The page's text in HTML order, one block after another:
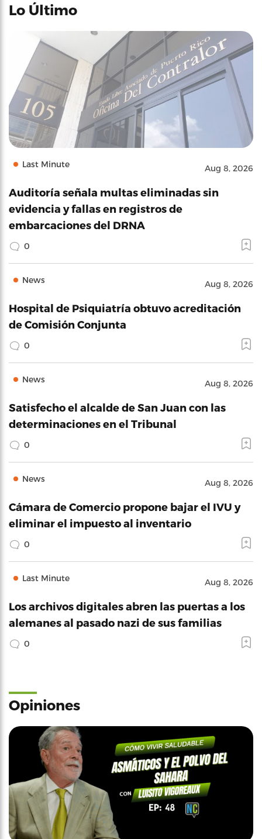
Lo Último
Last Minute Aug 8, 2026
Auditoría señala multas eliminadas sin
evidencia y fallas en registros de
embarcaciones del DRNA
0
News Aug 8, 2026
Hospital de Psiquiatría obtuvo acreditación
de Comisión Conjunta
0
News Aug 8, 2026
Satisfecho el alcalde de San Juan con las
determinaciones en el Tribunal
0
News Aug 8, 2026
Cámara de Comercio propone bajar el IVU y
eliminar el impuesto al inventario
0
Last Minute Aug 8, 2026
Los archivos digitales abren las puertas a los
alemanes al pasado nazi de sus familias
0
Opiniones